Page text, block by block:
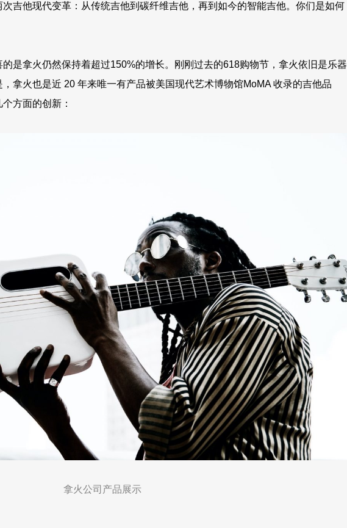
吉他现代变革：从传统吉他到碳纤维吉他，再到如今的智能吉他。你们是如何
是拿火仍然保持着超过150%的增长。刚刚过去的618购物节，拿火依旧是乐器
拿火也是近 20 年来唯一有产品被美国现代艺术博物馆MoMA 收录的吉他品
方面的创新：
拿火公司产品展示